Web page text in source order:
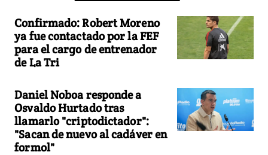
Confirmado: Robert Moreno
ya fue contactado por la FEF
para el cargo de entrenador
de La Tri
Daniel Noboa responde a
Osvaldo Hurtado tras
llamarlo "criptodictador":
"Sacan de nuevo al cadáver en
formol"